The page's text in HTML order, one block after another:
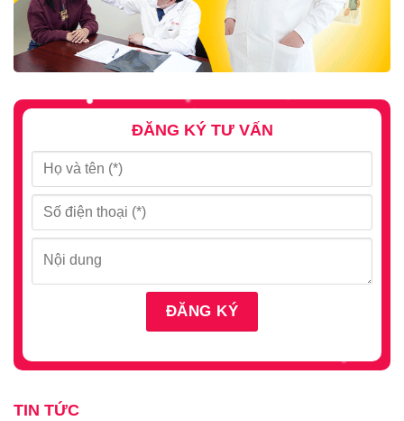
ĐĂNG KÝ TƯ VẤN
TIN TỨC